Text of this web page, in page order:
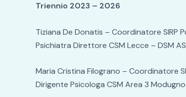
Triennio 2023 – 2026
Tiziana De Donatis – Coordinatore SIRP
Psichiatra Direttore CSM Lecce – DSM
Maria Cristina Filograno – Coordinatore
Dirigente Psicologa CSM Area 3 Modugno